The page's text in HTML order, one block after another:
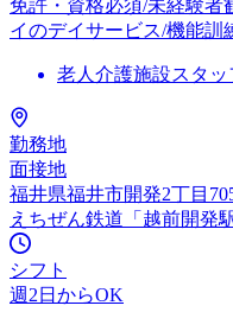
免許・資格必須/未経験者
イのデイサービス/機能訓
老人介護施設スタッ
勤務地
面接地
福井県福井市開発2丁目
えちぜん鉄道「越前開発
シフト
週2日からOK